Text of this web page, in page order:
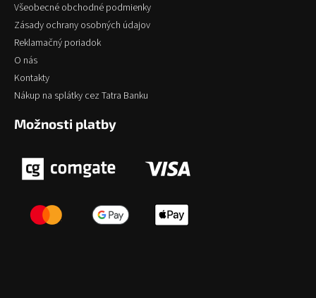
Všeobecné obchodné podmienky
Zásady ochrany osobných údajov
Reklamačný poriadok
O nás
Kontakty
Nákup na splátky cez Tatra Banku
Možnosti platby